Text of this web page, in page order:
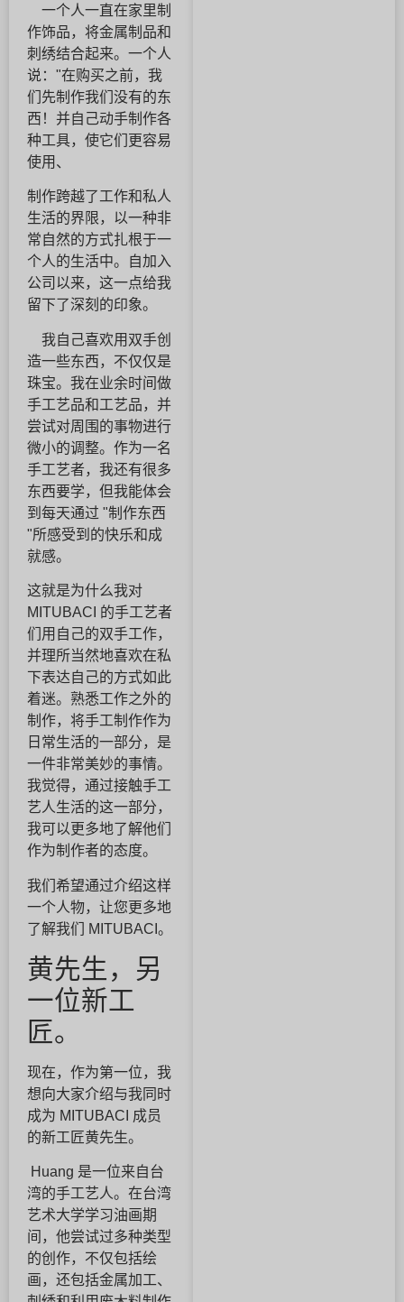
一个人一直在家里制
作饰品，将金属制品和
刺绣结合起来。一个人
说："在购买之前，我
们先制作我们没有的东
西！并自己动手制作各
种工具，使它们更容易
使用、
制作跨越了工作和私人
生活的界限，以一种非
常自然的方式扎根于一
个人的生活中。自加入
公司以来，这一点给我
留下了深刻的印象。
我自己喜欢用双手创
造一些东西，不仅仅是
珠宝。我在业余时间做
手工艺品和工艺品，并
尝试对周围的事物进行
微小的调整。作为一名
手工艺者，我还有很多
东西要学，但我能体会
到每天通过 "制作东西
"所感受到的快乐和成
就感。
这就是为什么我对
MITUBACI 的手工艺者
们用自己的双手工作，
并理所当然地喜欢在私
下表达自己的方式如此
着迷。熟悉工作之外的
制作，将手工制作作为
日常生活的一部分，是
一件非常美妙的事情。
我觉得，通过接触手工
艺人生活的这一部分，
我可以更多地了解他们
作为制作者的态度。
我们希望通过介绍这样
一个人物，让您更多地
了解我们 MITUBACI。
黄先生，另
一位新工
匠。
现在，作为第一位，我
想向大家介绍与我同时
成为 MITUBACI 成员
的新工匠黄先生。
Huang 是一位来自台
湾的手工艺人。在台湾
艺术大学学习油画期
间，他尝试过多种类型
的创作，不仅包括绘
画，还包括金属加工、